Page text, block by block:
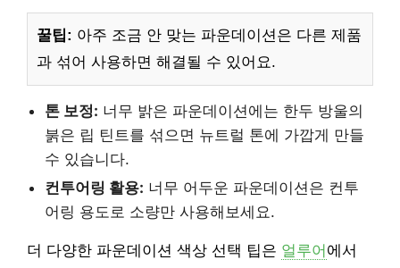
꿀팁: 아주 조금 안 맞는 파운데이션은 다른 제품
과 섞어 사용하면 해결될 수 있어요.
톤 보정: 너무 밝은 파운데이션에는 한두 방울의
붉은 립 틴트를 섞으면 뉴트럴 톤에 가깝게 만들
수 있습니다.
컨투어링 활용: 너무 어두운 파운데이션은 컨투
어링 용도로 소량만 사용해보세요.
더 다양한 파운데이션 색상 선택 팁은 얼루어 에서